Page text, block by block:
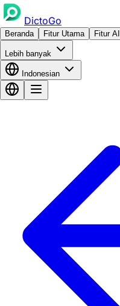
DictoGo
Beranda Fitur Utama Fitur AI
Lebih banyak
Indonesian